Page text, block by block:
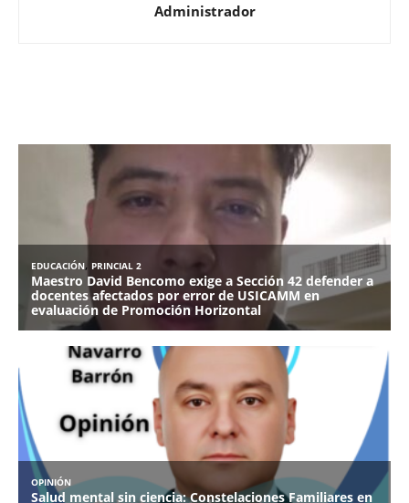
Administrador